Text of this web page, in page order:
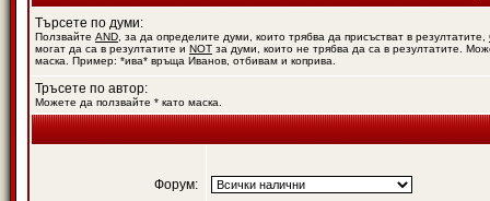
Търсете по думи:
Ползвайте AND , за да определите думи, които трябва да присъстват в резултатите,
могат да са в резултатите и NOT за думи, които не трябва да са в резултатите.
маска. Пример: *ива* връща Иванов, отбивам и коприва.
Тръсете по автор:
Можете да ползвайте * като маска.
Форум: